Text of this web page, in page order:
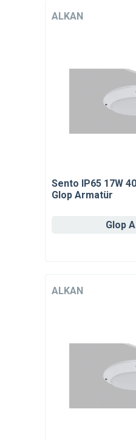
ALKAN
Sento IP65 17W
Glop Armatür
Glop
ALKAN